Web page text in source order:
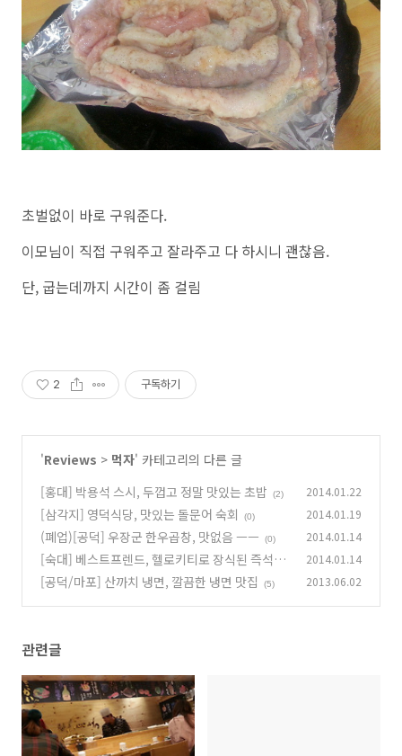
초벌없이 바로 구워준다.
이모님이 직접 구워주고 잘라주고 다 하시니 괜찮음.
단, 굽는데까지 시간이 좀 걸림
2 구독하기
'Reviews > 먹자' 카테고리의 다른 글
[홍대] 박용석 스시, 두껍고 정말 맛있는 초밥
(2) 2014.01.22
[삼각지] 영덕식당, 맛있는 돌문어 숙회 (0) 2014.01.19
(폐업)[공덕] 우장군 한우곱창, 맛없음 ㅡㅡ (0) 2014.01.14
[숙대] 베스트프렌드, 헬로키티로 장식된 즉석떡
볶이 집 (0)
2014.01.14
[공덕/마포] 산까치 냉면, 깔끔한 냉면 맛집 (5) 2013.06.02
관련글